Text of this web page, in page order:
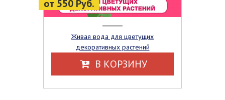
от 550 Руб.
Живая вода для цветущих
декоративных растений
В КОРЗИНУ